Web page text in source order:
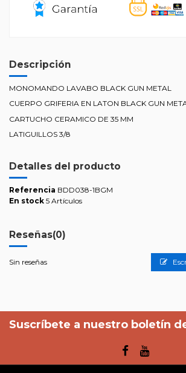
Descripción
MONOMANDO LAVABO BLACK GUN METAL
CUERPO GRIFERIA EN LATON BLACK GUN
CARTUCHO CERAMICO DE 35 MM
LATIGUILLOS 3/8
Detalles del producto
Referencia BDD038-1BGM
En stock 5 Artículos
Reseñas(0)
Sin reseñas
Suscríbete a nuestro boletín